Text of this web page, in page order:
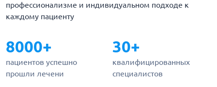
профессионализме и индивидуальном подходе к
каждому пациенту
8000+
пациентов успешно
прошли лечени
30+
квалифицированных
специалистов